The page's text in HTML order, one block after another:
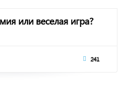
или веселая игра?
241